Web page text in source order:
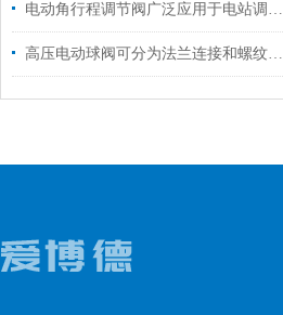
电动角行程调节阀广泛应用于电站调节系统中使用
高压电动球阀可分为法兰连接和螺纹连接两种方式